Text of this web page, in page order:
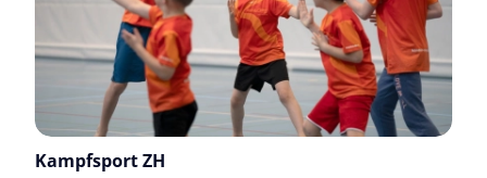
Kampfsport ZH